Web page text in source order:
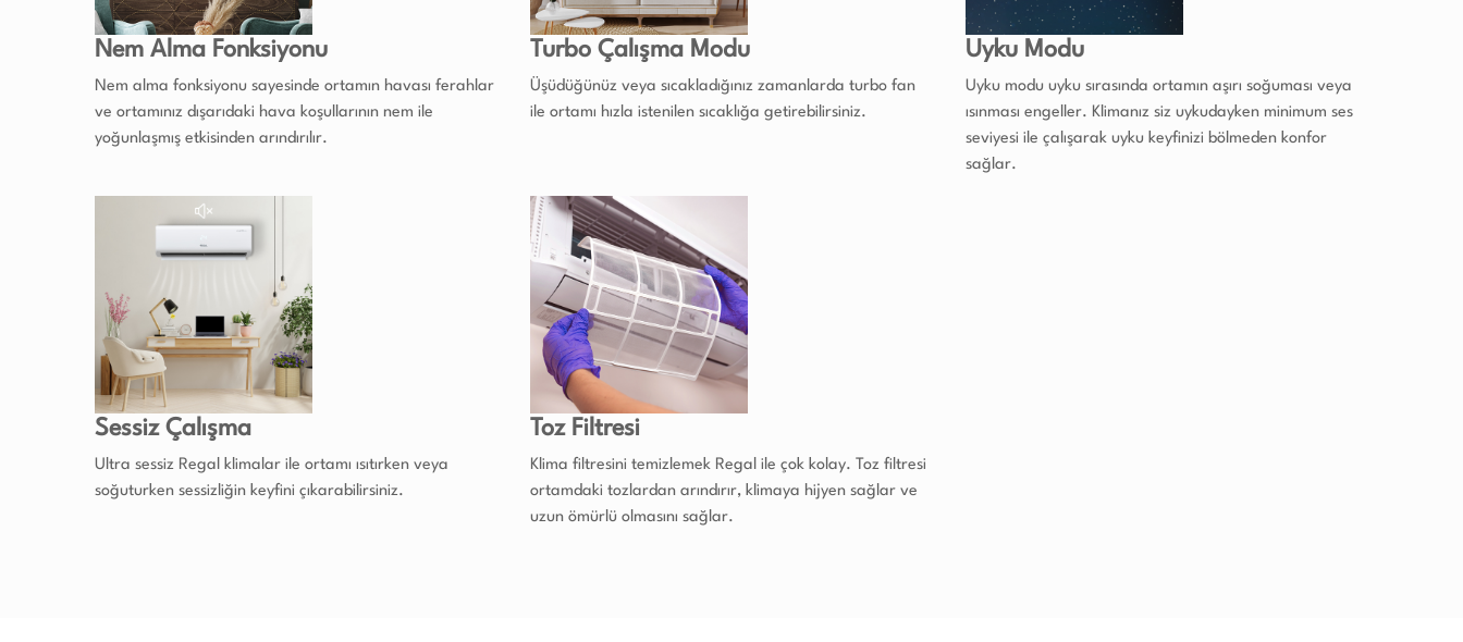
Nem Alma Fonksiyonu
Nem alma fonksiyonu sayesinde ortamın havası ferahlar
ve ortamınız dışarıdaki hava koşullarının nem ile
yoğunlaşmış etkisinden arındırılır.
Turbo Çalışma Modu
Üşüdüğünüz veya sıcakladığınız zamanlarda turbo fan
ile ortamı hızla istenilen sıcaklığa getirebilirsiniz.
Uyku Modu
Uyku modu uyku sırasında ortamın aşırı soğuması veya
ısınması engeller. Klimanız siz uykudayken minimum ses
seviyesi ile çalışarak uyku keyfinizi bölmeden konfor
sağlar.
Sessiz Çalışma
Ultra sessiz Regal klimalar ile ortamı ısıtırken veya
soğuturken sessizliğin keyfini çıkarabilirsiniz.
Toz Filtresi
Klima filtresini temizlemek Regal ile çok kolay. Toz filtresi
ortamdaki tozlardan arındırır, klimaya hijyen sağlar ve
uzun ömürlü olmasını sağlar.